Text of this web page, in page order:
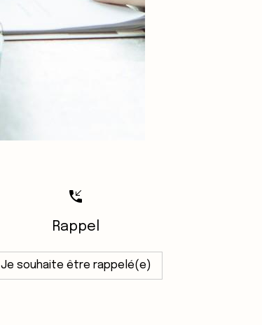
phone_callback
Rappel
Je souhaite être rappelé(e)